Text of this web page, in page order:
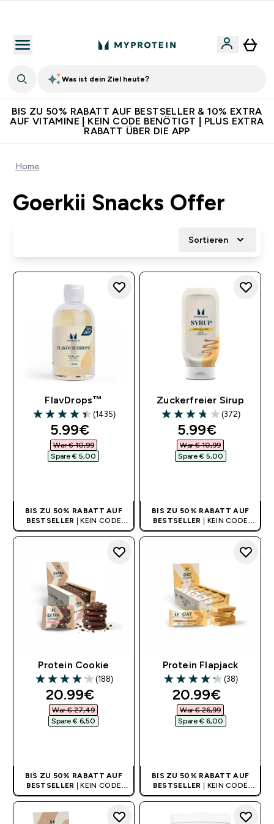
Was ist dein Ziel heute?
BIS ZU 50% RABATT AUF BESTSELLER & 10% EXTRA
AUF VITAMINE | KEIN CODE BENÖTIGT | PLUS EXTRA
RABATT ÜBER DIE APP
Home
Goerkii Snacks Offer
Sortieren
FlavDrops™
4.41 out of 5 stars
(1435)
discounted price
5.99€‎
War € 10,99‎
Spare € 5,00‎
BIS ZU 50% RABATT AUF
BESTSELLER
| KEIN CODE
BENÖTIGT
Zuckerfreier Sirup
3.72 out of 5 stars
(372)
discounted
5.99€‎
War € 10,99‎
Spare € 5,00‎
BIS ZU 50% RABATT AUF
BESTSELLER
| KEIN CODE
BENÖTIGT
Protein Cookie
4.15 out of 5 stars
(188)
discounted price
20.99€‎
War € 27,49‎
Spare € 6,50‎
BIS ZU 50% RABATT AUF
BESTSELLER
| KEIN CODE
BENÖTIGT
Protein Flapjack
4.26 out of 5 stars
(38)
discounted
20.99€‎
War € 26,99‎
Spare € 6,00‎
BIS ZU 50% RABATT AUF
BESTSELLER
| KEIN CODE
BENÖTIGT